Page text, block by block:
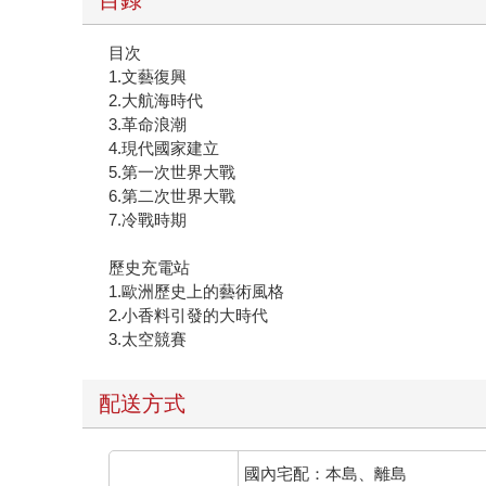
目次
1.文藝復興
2.大航海時代
3.革命浪潮
4.現代國家建立
5.第一次世界大戰
6.第二次世界大戰
7.冷戰時期
歷史充電站
1.歐洲歷史上的藝術風格
2.小香料引發的大時代
3.太空競賽
配送方式
國內宅配：本島、離島